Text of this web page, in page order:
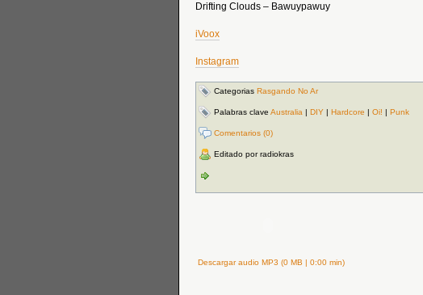
Drifting Clouds – Bawuypawuy
iVoox
Instagram
Categorias Rasgando No Ar
Palabras clave Australia | DIY | Hardcore | Oi! | Punk
Comentarios (0)
Editado por radiokras
Descargar audio MP3 (0 MB | 0:00 min)